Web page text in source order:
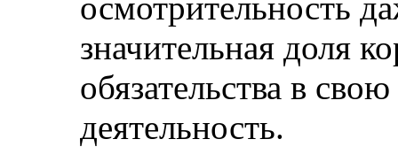
значительная доля
обязательства в
деятельность.